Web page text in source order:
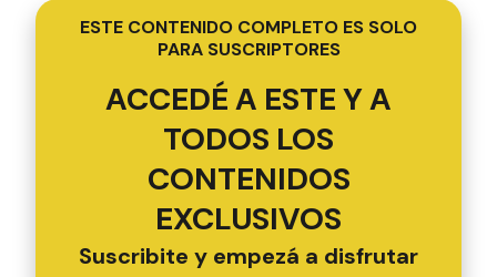
ESTE CONTENIDO COMPLETO ES SOLO
PARA SUSCRIPTORES
ACCEDÉ A ESTE Y A
TODOS LOS
CONTENIDOS
EXCLUSIVOS
Suscribite y empezá a disfrutar